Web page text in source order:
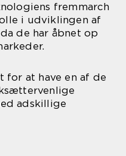
fremmarch
i udviklingen af
de har åbnet op
for at have en af de
adskillige